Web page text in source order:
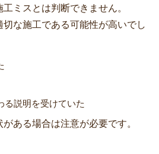
ミスとは判断できません。
な施工である可能性が高いでし
る説明を受けていた
ある場合は注意が必要です。